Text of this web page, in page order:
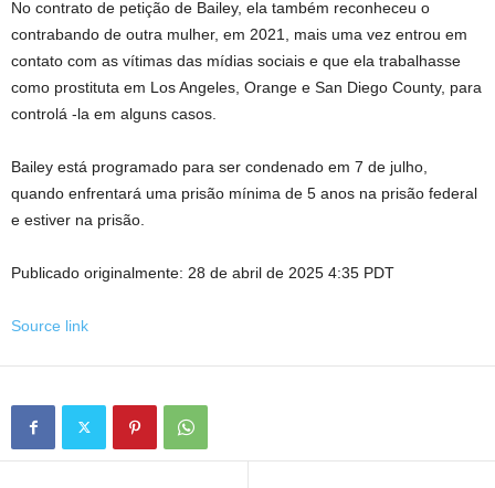
No contrato de petição de Bailey, ela também reconheceu o
contrabando de outra mulher, em 2021, mais uma vez entrou em
contato com as vítimas das mídias sociais e que ela trabalhasse
como prostituta em Los Angeles, Orange e San Diego County, para
controlá -la em alguns casos.
Bailey está programado para ser condenado em 7 de julho,
quando enfrentará uma prisão mínima de 5 anos na prisão federal
e estiver na prisão.
Publicado originalmente: 28 de abril de 2025 4:35 PDT
Source link